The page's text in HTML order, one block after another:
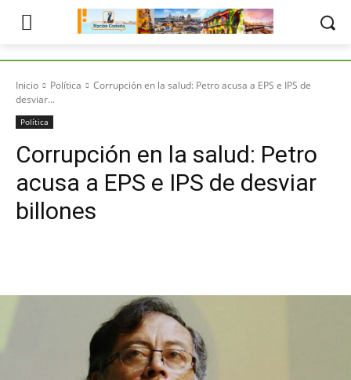
Inicio Política
Corrupción en la salud: Petro acusa a EPS e IPS de
desviar...
Política
Corrupción en la salud: Petro
acusa a EPS e IPS de desviar
billones